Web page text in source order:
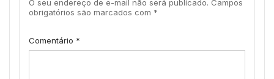
O seu endereço de e-mail não será publicado. Campos
obrigatórios são marcados com *
Comentário *